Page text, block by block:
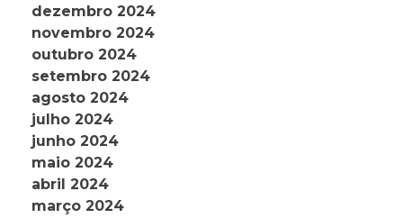
dezembro 2024
novembro 2024
outubro 2024
setembro 2024
agosto 2024
julho 2024
junho 2024
maio 2024
abril 2024
março 2024